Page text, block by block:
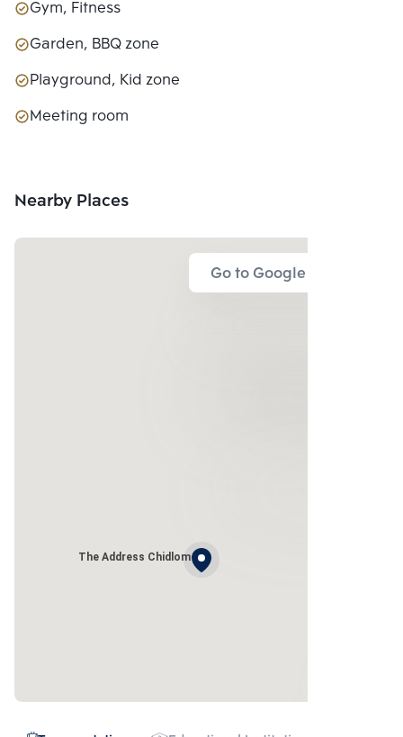
Gym, Fitness
Garden, BBQ zone
Playground, Kid zone
Meeting room
Nearby Places
Go to Google Map
The Address Chidlom